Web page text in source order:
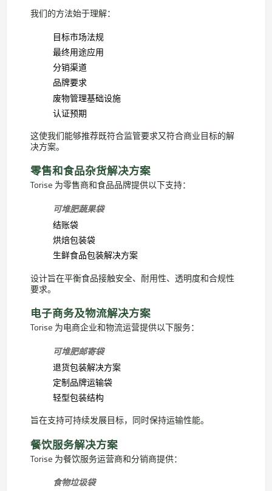
我们的方法始于理解：
目标市场法规
最终用途应用
分销渠道
品牌要求
废物管理基础设施
认证预期
这使我们能够推荐既符合监管要求又符合商业目标的解
决方案。
零售和食品杂货解决方案
Torise 为零售商和食品品牌提供以下支持：
可堆肥蔬果袋
结账袋
烘焙包装袋
生鲜食品包装解决方案
设计旨在平衡食品接触安全、耐用性、透明度和合规性
要求。
电子商务及物流解决方案
Torise 为电商企业和物流运营提供以下服务：
可堆肥邮寄袋
退货包装解决方案
定制品牌运输袋
轻型包装结构
旨在支持可持续发展目标，同时保持运输性能。
餐饮服务解决方案
Torise 为餐饮服务运营商和分销商提供：
食物垃圾袋